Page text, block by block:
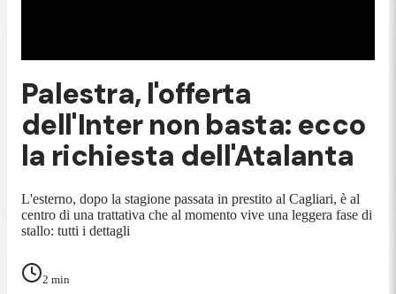
Palestra, l'offerta
dell'Inter non basta: ecco
la richiesta dell'Atalanta
L'esterno, dopo la stagione passata in prestito al Cagliari, è al
centro di una trattativa che al momento vive una leggera fase di
stallo: tutti i dettagli
2 min